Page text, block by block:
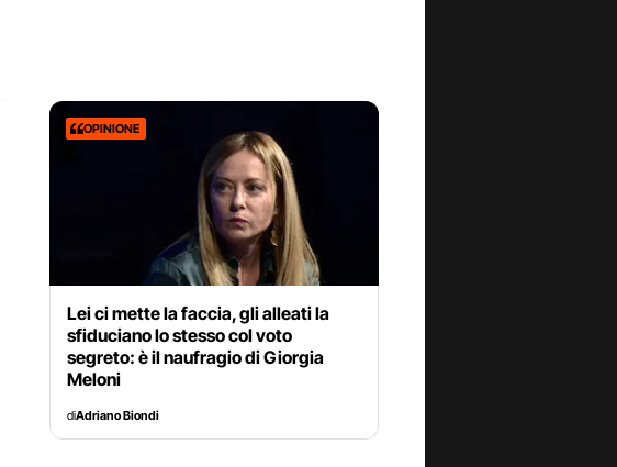
OPINIONE
Lei ci mette la faccia, gli alleati la
sfiduciano lo stesso col voto
segreto: è il naufragio di Giorgia
Meloni
diAdriano Biondi